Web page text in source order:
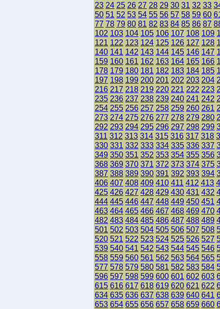
23 24 25 26 27 28 29 30 31 32 33
50 51 52 53 54 55 56 57 58 59 60
77 78 79 80 81 82 83 84 85 86 87
102 103 104 105 106 107 108 109
121 122 123 124 125 126 127 128
140 141 142 143 144 145 146 147
159 160 161 162 163 164 165 166
178 179 180 181 182 183 184 185
197 198 199 200 201 202 203 204
216 217 218 219 220 221 222 223
235 236 237 238 239 240 241 242
254 255 256 257 258 259 260 261
273 274 275 276 277 278 279 280
292 293 294 295 296 297 298 299
311 312 313 314 315 316 317 318
330 331 332 333 334 335 336 337
349 350 351 352 353 354 355 356
368 369 370 371 372 373 374 375
387 388 389 390 391 392 393 394
406 407 408 409 410 411 412 413
425 426 427 428 429 430 431 432
444 445 446 447 448 449 450 451
463 464 465 466 467 468 469 470
482 483 484 485 486 487 488 489
501 502 503 504 505 506 507 508
520 521 522 523 524 525 526 527
539 540 541 542 543 544 545 546
558 559 560 561 562 563 564 565
577 578 579 580 581 582 583 584
596 597 598 599 600 601 602 603
615 616 617 618 619 620 621 622
634 635 636 637 638 639 640 641
653 654 655 656 657 658 659 660